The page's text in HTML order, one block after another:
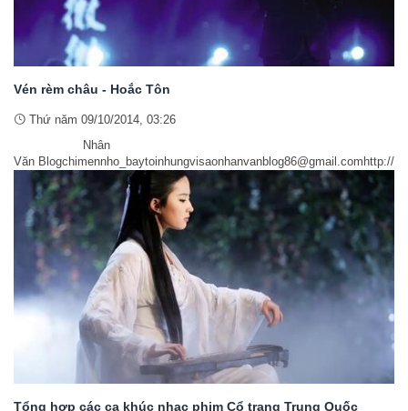
Vén rèm châu - Hoắc Tôn
Thứ năm 09/10/2014, 03:26
Nhân
Văn Blogchimennho_baytoinhungvisaonhanvanblog86@gmail.comhttp://
Tổng hợp các ca khúc nhạc phim Cổ trang Trung Quốc